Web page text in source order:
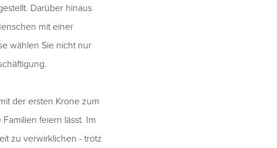
Darüber hinaus
mit einer
wählen Sie nicht nur
der ersten Krone zum
feiern lässt. Im
zu verwirklichen - trotz